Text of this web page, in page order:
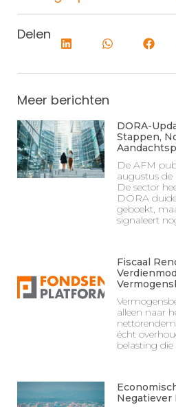
Delen
Meer berichten
DORA-
Stappen,
De AFM
augustus
De sector
DORA
geboekt,
signaleert
Fiscaal
alleen naar
écht
belasting
Negatiever